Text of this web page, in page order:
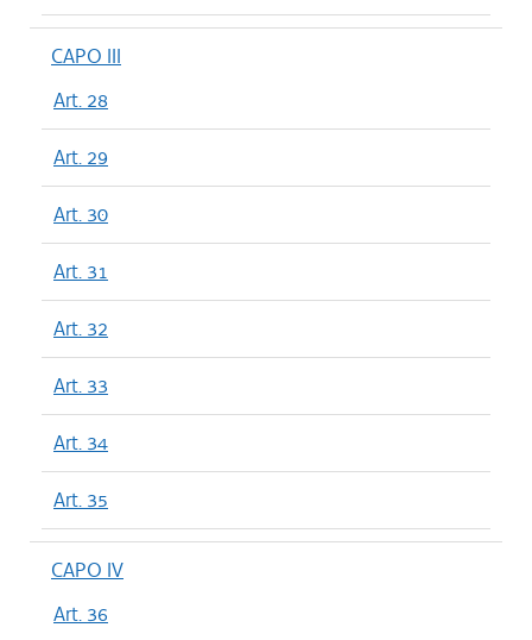
CAPO III
Art. 28
Art. 29
Art. 30
Art. 31
Art. 32
Art. 33
Art. 34
Art. 35
CAPO IV
Art. 36